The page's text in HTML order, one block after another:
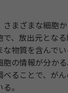
まざまな細胞
で、放出元とな
な物質を含んで
胞の情報が分か
べることで、が
。